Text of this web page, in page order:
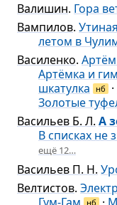
Валишин. Гора
Вампилов.
летом в
Василенко.
Артёмка и
шкатулка
нб ·
Золотые
Васильев Б. Л. А
В списках не
ещё 12…
Васильев П. Н.
Велтистов.
нб